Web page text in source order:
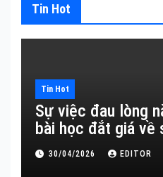
Tin Hot
Tin Hot
Sự việc đau lòng
bài học đắt giá về
30/04/2026 EDITOR